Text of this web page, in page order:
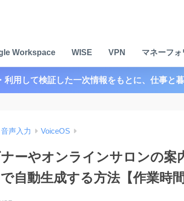
Workspace WISE VPN マネーフォ
利用して検証した一次情報をもとに、仕事と
音声入力 VoiceOS
ーやオンラインサロンの案
自動生成する方法【作業時間